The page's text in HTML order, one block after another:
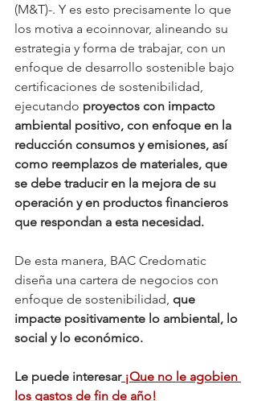
(M&T)-. Y es esto precisamente lo que
los motiva a ecoinnovar, alineando su
estrategia y forma de trabajar, con un
enfoque de desarrollo sostenible bajo
certificaciones de sostenibilidad,
ejecutando proyectos con impacto
ambiental positivo, con enfoque en la
reducción consumos y emisiones, así
como reemplazos de materiales, que
se debe traducir en la mejora de su
operación y en productos financieros
que respondan a esta necesidad.
De esta manera, BAC Credomatic
diseña una cartera de negocios con
enfoque de sostenibilidad, que
impacte positivamente lo ambiental, lo
social y lo económico.
Le puede interesar ¡Que no le agobien
los gastos de fin de año!